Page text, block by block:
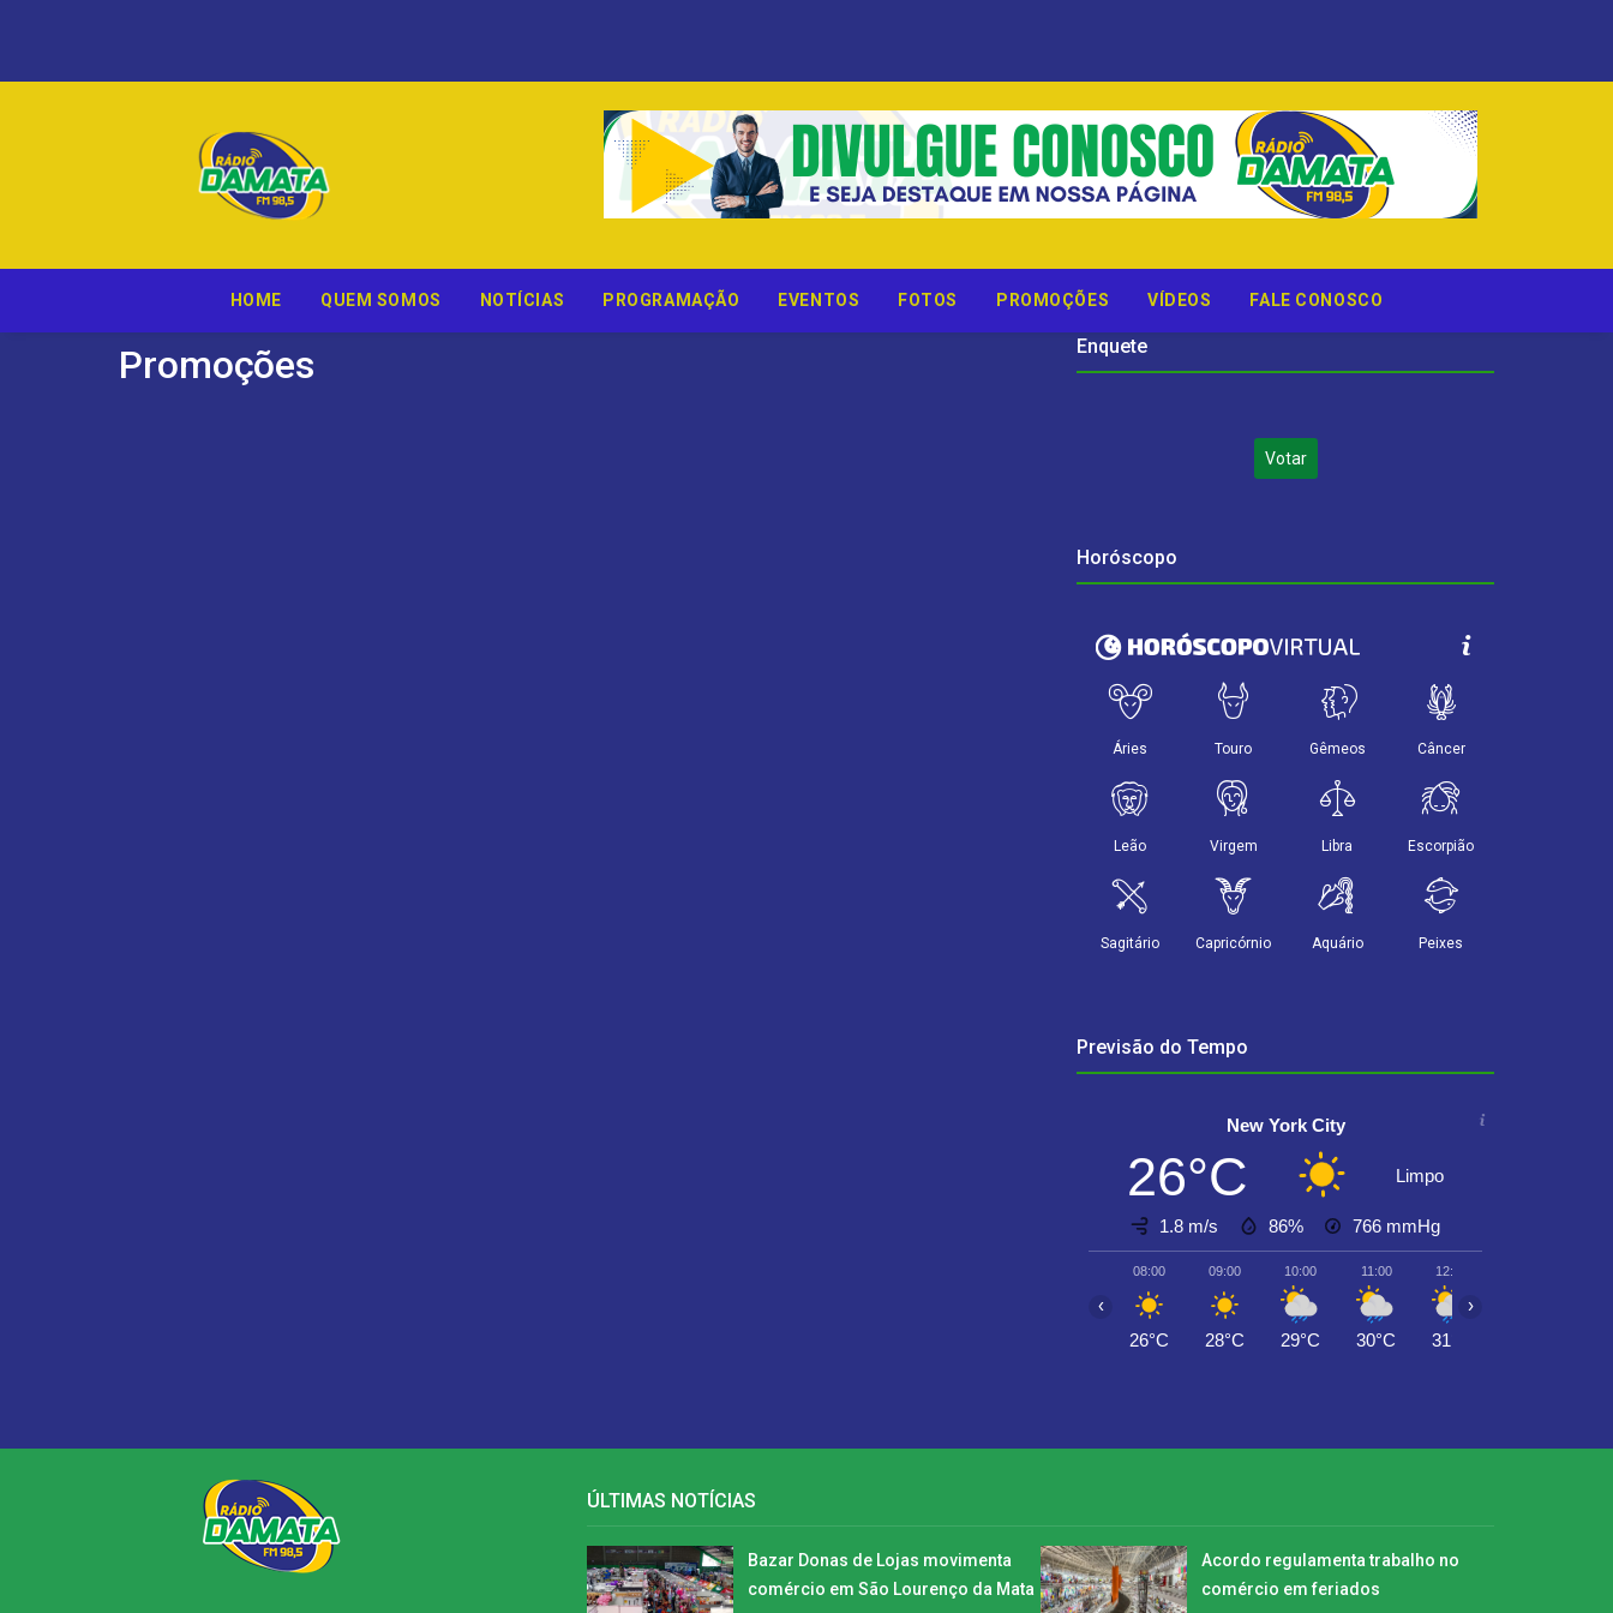
HOME QUEM SOMOS NOTÍCIAS PROGRAMAÇÃO EVENTOS FOTOS PROMOÇÕES VÍDEOS FALE CONOSCO
Promoções Enquete
Votar
Horóscopo
Previsão do Tempo
New York City
26°C Limpo
1.8 m/s 86% 766 mmHg
08:00
26°C
09:00
28°C
10:00
29°C
11:00
30°C
12:00
31°C
‹ ›
ÚLTIMAS NOTÍCIAS
Bazar Donas de Lojas movimenta
comércio em São Lourenço da Mata
Acordo regulamenta trabalho no
comércio em feriados